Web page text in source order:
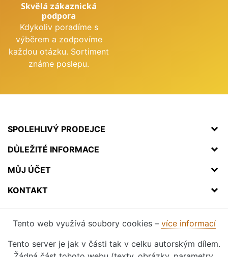
Skvělá zákaznická
podpora
Kdykoliv poradíme s
výběrem a zodpovíme
každou otázku. Sortiment
známe poslepu.
SPOLEHLIVÝ PRODEJCE
DŮLEŽITÉ INFORMACE
MŮJ ÚČET
KONTAKT
Tento web využívá soubory cookies – více informací
Tento server je jak v části tak v celku autorským dílem.